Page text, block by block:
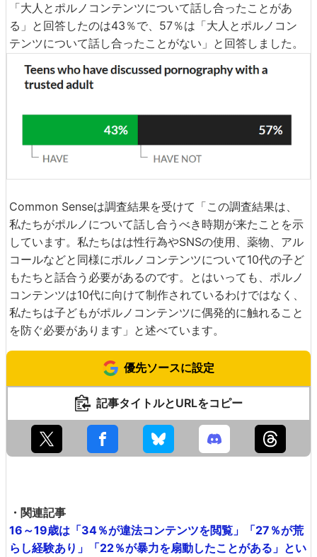
「大人とポルノコンテンツについて話し合ったことがあ
る」と回答したのは43％で、57％は「大人とポルノコン
テンツについて話し合ったことがない」と回答しました。
Common Senseは調査結果を受けて「この調査結果は、
私たちがポルノについて話し合うべき時期が来たことを示
しています。私たちはは性行為やSNSの使用、薬物、アル
コールなどと同様にポルノコンテンツについて10代の子ど
もたちと話合う必要があるのです。とはいっても、ポルノ
コンテンツは10代に向けて制作されているわけではなく、
私たちは子どもがポルノコンテンツに偶発的に触れること
を防ぐ必要があります」と述べています。
優先ソースに設定
記事タイトルとURLをコピー
・関連記事
16～19歳は「34％が違法コンテンツを閲覧」「27％が荒
らし経験あり」「22％が暴力を扇動したことがある」とい